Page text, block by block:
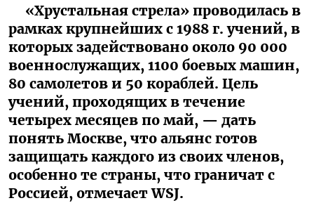
«Хрустальная стрела» проводилась в
рамках крупнейших с 1988 г. учений, в
которых задействовано около 90 000
военнослужащих, 1100 боевых машин,
80 самолетов и 50 кораблей. Цель
учений, проходящих в течение
четырех месяцев по май, — дать
понять Москве, что альянс готов
защищать каждого из своих членов,
особенно те страны, что граничат с
Россией, отмечает WSJ.